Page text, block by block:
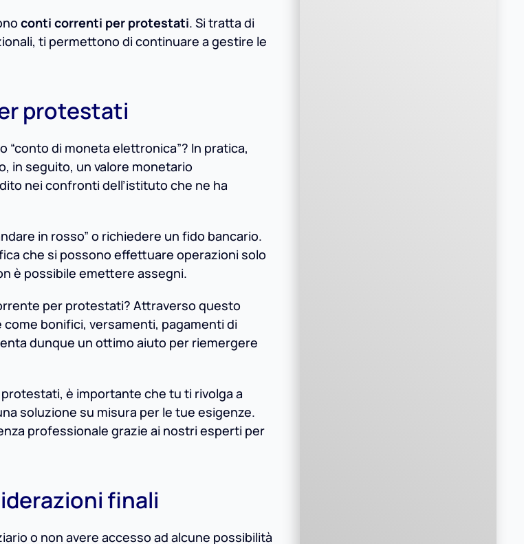
conti correnti per protestati. Si tratta di
ti permettono di continuare a gestire le
protestati
di moneta elettronica”? In pratica,
in seguito, un valore monetario
nei confronti dell’istituto che ne ha
in rosso” o richiedere un fido bancario.
che si possono effettuare operazioni solo
è possibile emettere assegni.
per protestati? Attraverso questo
bonifici, versamenti, pagamenti di
dunque un ottimo aiuto per riemergere
è importante che tu ti rivolga a
soluzione su misura per le tue esigenze.
professionale grazie ai nostri esperti per
finali
o non avere accesso ad alcune possibilità